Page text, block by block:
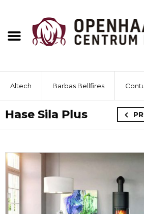
Altech Barbas Bellfires
Hase Sila Plus